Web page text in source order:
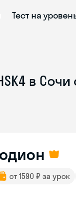
Тест на
в Сочи
от 1590 ₽ за урок